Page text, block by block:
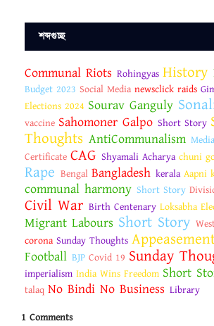
শব্দগুচ্ছ
Communal Riots Rohingyas History
Budget 2023 Social Media newsclick raids
Elections 2024 Sourav Ganguly
vaccine Sahomoner Galpo Short Story
Thoughts AntiCommunalism Media
Certificate CAG Shyamali Acharya chuni
Rape Bengal Bangladesh kerala Aapni
communal harmony Short Story
Civil War Birth Centenary Loksabha
Migrant Labours Short Story
corona Sunday Thoughts
Football BJP Covid 19 Sunday
imperialism India Wins Freedom Short
talaq No Bindi No Business Library
1 Comments